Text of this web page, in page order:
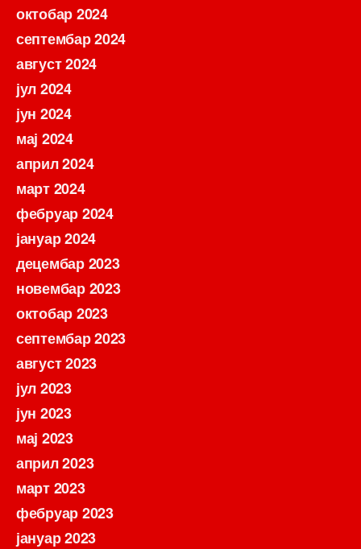
октобар 2024
септембар 2024
август 2024
јул 2024
јун 2024
мај 2024
април 2024
март 2024
фебруар 2024
јануар 2024
децембар 2023
новембар 2023
октобар 2023
септембар 2023
август 2023
јул 2023
јун 2023
мај 2023
април 2023
март 2023
фебруар 2023
јануар 2023